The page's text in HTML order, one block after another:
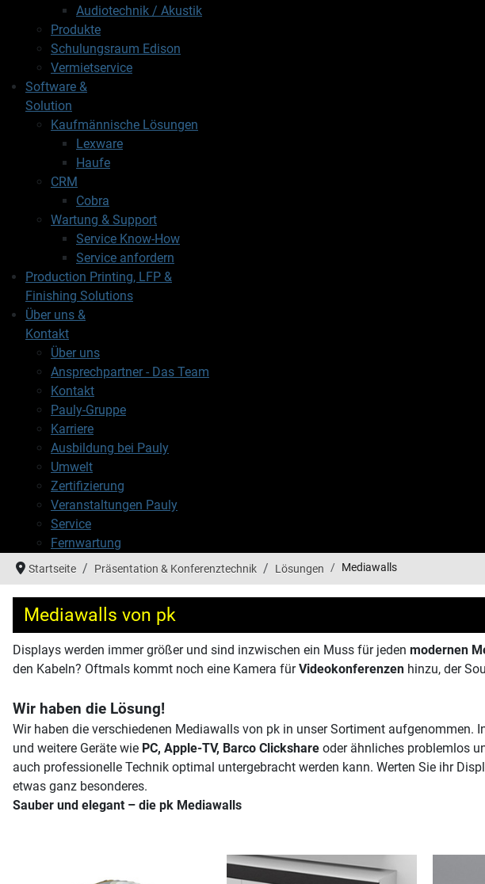
Audiotechnik / Akustik
Produkte
Schulungsraum Edison
Vermietservice
Software &
Solution
Kaufmännische Lösungen
Lexware
Haufe
CRM
Cobra
Wartung & Support
Service Know-How
Service anfordern
Production Printing, LFP &
Finishing Solutions
Über uns &
Kontakt
Über uns
Ansprechpartner - Das Team
Kontakt
Pauly-Gruppe
Karriere
Ausbildung bei Pauly
Umwelt
Zertifizierung
Veranstaltungen Pauly
Service
Fernwartung
Startseite Präsentation & Konferenztechnik Lösungen Mediawalls
Mediawalls von pk
Displays werden immer größer und sind inzwischen ein Muss für jeden modernen
den Kabeln? Oftmals kommt noch eine Kamera fürVideokonferenzen hinzu, der
Wir haben die Lösung!
Wir haben die verschiedenen Mediawalls von pk in unser Sortiment aufgenommen.
und weitere Geräte wie PC, Apple-TV, Barco Clickshare oder ähnliches problemlos
auch professionelle Technik optimal untergebracht werden kann. Werten Sie ihr
etwas ganz besonderes.
Sauber und elegant – die pk Mediawalls